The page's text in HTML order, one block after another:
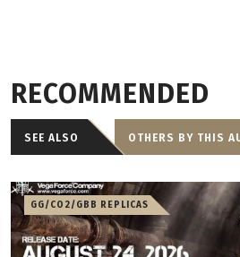
RECOMMENDED
SEE ALSO OTHERS BY THIS
GG/CO2/GBB REPLICAS